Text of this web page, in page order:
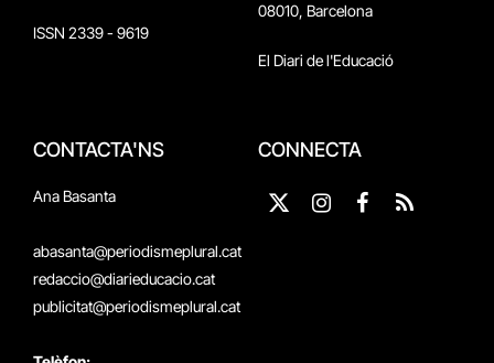
ISSN 2339 - 9619
08010, Barcelona
El Diari de l'Educació
CONTACTA'NS
Ana Basanta
abasanta@periodismeplural.cat
redaccio@diarieducacio.cat
publicitat@periodismeplural.cat
CONNECTA
X
Instagram
Facebook
RSS